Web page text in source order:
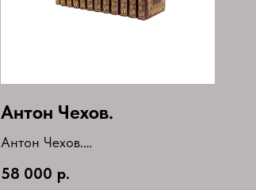
Антон Чехов.
Антон Чехов.
томах(комплект)
58 000 р.